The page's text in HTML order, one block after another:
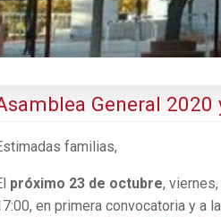
General 2020
familias,
próximo 23 de octubre,
en primera convocatoria y a